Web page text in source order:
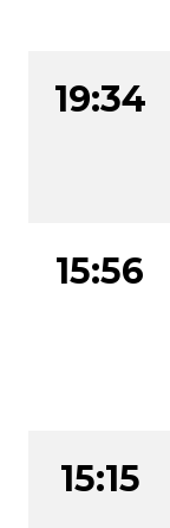
19:34
15:56
15:15